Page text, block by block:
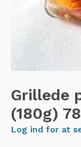
Grillede
(180g)
Log ind for at